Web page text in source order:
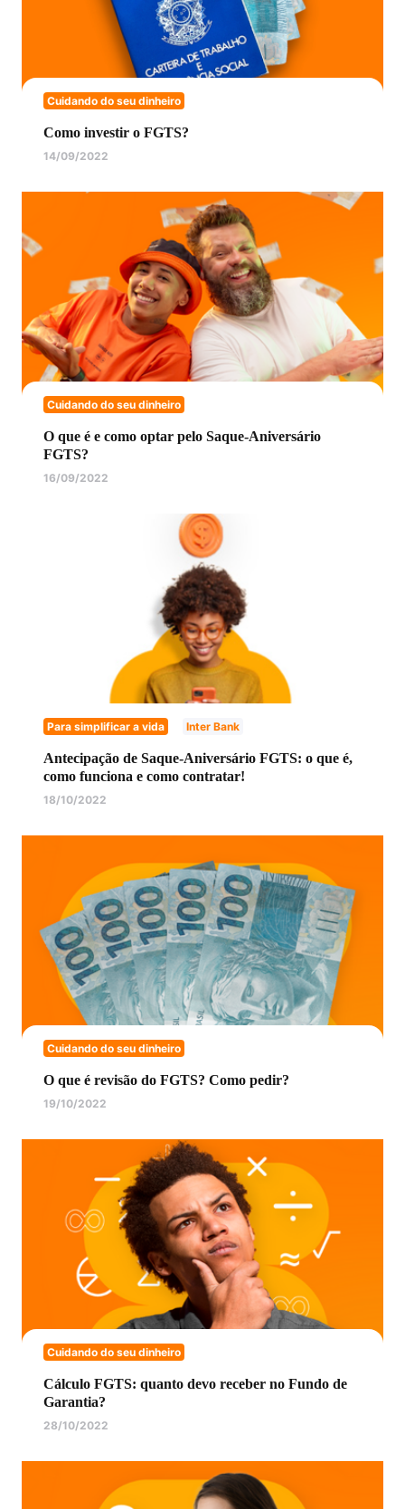
Cuidando do seu dinheiro
Como investir o FGTS?
14/09/2022
Cuidando do seu dinheiro
O que é e como optar pelo Saque-Aniversário
FGTS?
16/09/2022
Para simplificar a vida Inter Bank
Antecipação de Saque-Aniversário FGTS: o que é,
como funciona e como contratar!
18/10/2022
Cuidando do seu dinheiro
O que é revisão do FGTS? Como pedir?
19/10/2022
Cuidando do seu dinheiro
Cálculo FGTS: quanto devo receber no Fundo de
Garantia?
28/10/2022